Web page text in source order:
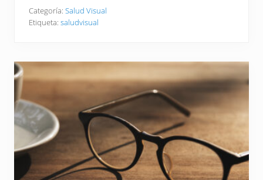
o
j
o
n
e
c
e
i
t
a
n
m
s
Categoría: Salud Visual
Etiqueta: saludvisual